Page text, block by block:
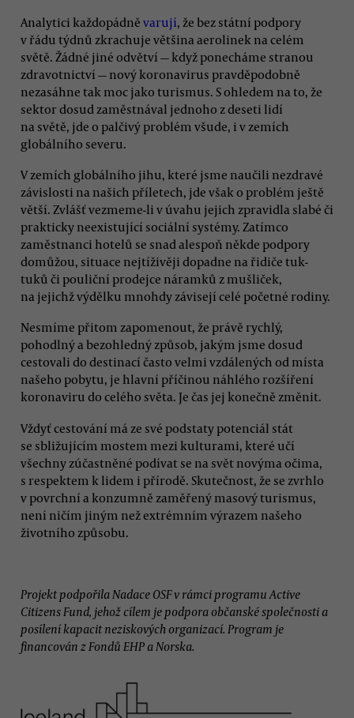
Analytici každopádně varují, že bez státní podpory
v řádu týdnů zkrachuje většina aerolinek na celém
světě. Žádné jiné odvětví — když ponecháme stranou
zdravotnictví — nový koronavirus pravděpodobně
nezasáhne tak moc jako turismus. S ohledem na to, že
sektor dosud zaměstnával jednoho z deseti lidí
na světě, jde o palčivý problém všude, i v zemích
globálního severu.
V zemích globálního jihu, které jsme naučili nezdravé
závislosti na našich příletech, jde však o problém ještě
větší. Zvlášť vezmeme-li v úvahu jejich zpravidla slabé či
prakticky neexistující sociální systémy. Zatímco
zaměstnanci hotelů se snad alespoň někde podpory
domůžou, situace nejtíživěji dopadne na řidiče tuk-
tuků či pouliční prodejce náramků z mušliček,
na jejichž výdělku mnohdy závisejí celé početné rodiny.
Nesmíme přitom zapomenout, že právě rychlý,
pohodlný a bezohledný způsob, jakým jsme dosud
cestovali do destinací často velmi vzdálených od místa
našeho pobytu, je hlavní příčinou náhlého rozšíření
koronaviru do celého světa. Je čas jej konečně změnit.
Vždyť cestování má ze své podstaty potenciál stát
se sbližujícím mostem mezi kulturami, které učí
všechny zúčastněné podívat se na svět novýma očima,
s respektem k lidem i přírodě. Skutečnost, že se zvrhlo
v povrchní a konzumně zaměřený masový turismus,
není ničím jiným než extrémním výrazem našeho
životního způsobu.
Projekt podpořila Nadace OSF v rámci programu Active
Citizens Fund, jehož cílem je podpora občanské společnosti a
posílení kapacit neziskových organizací. Program je
financován z Fondů EHP a Norska.